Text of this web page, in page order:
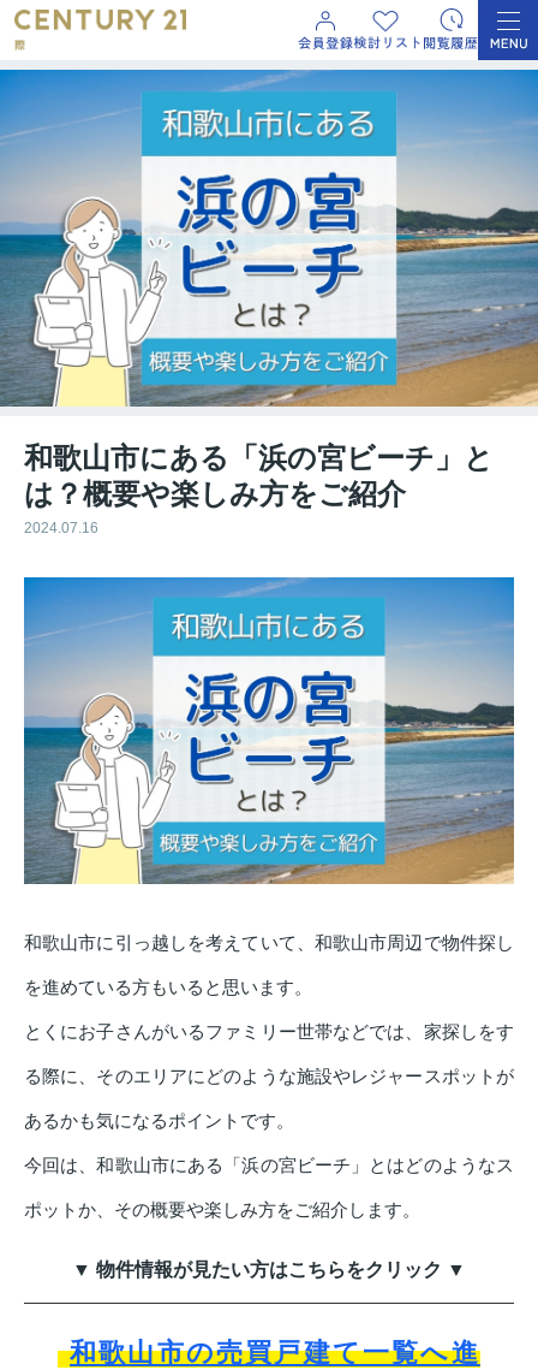
和歌山市にある「浜の宮ビーチ」と
は？概要や楽しみ方をご紹介
2024.07.16
和歌山市に引っ越しを考えていて、和歌山市周辺で物件探し
を進めている方もいると思います。
とくにお子さんがいるファミリー世帯などでは、家探しをす
る際に、そのエリアにどのような施設やレジャースポットが
あるかも気になるポイントです。
今回は、和歌山市にある「浜の宮ビーチ」とはどのようなス
ポットか、その概要や楽しみ方をご紹介します。
▼ 物件情報が見たい方はこちらをクリック ▼
和歌山市の売買戸建て一覧へ進